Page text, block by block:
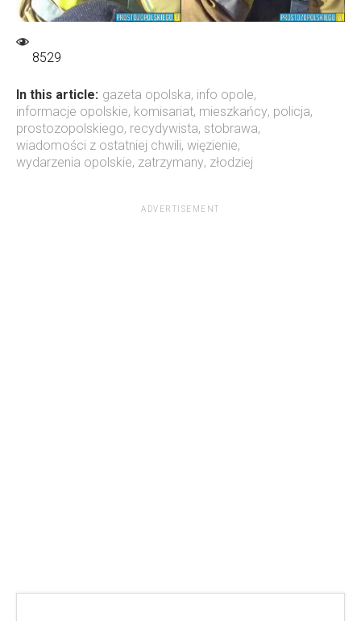
8529
In this article: gazeta opolska, info opole,
informacje opolskie, komisariat, mieszkańcy, policja,
prostozopolskiego, recydywista, stobrawa,
wiadomości z ostatniej chwili, więzienie,
wydarzenia opolskie, zatrzymany, złodziej
ADVERTISEMENT